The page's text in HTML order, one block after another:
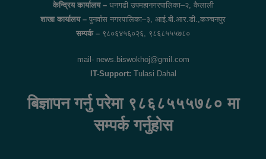
केन्द्रिय कार्यालय –धनगढी उपमहानगरपालिका–२, कैलाली
शाखा कार्यालय – पुनर्वास नगरपालिका–३, आई.बी.आर.डी.,कञ्चनपुर
सम्पर्क – ९८०६४५६०२६, ९८६८५५५७८०
mail- news.biswokhoj@gmil.com
IT-Support: Tulasi Dahal
बिज्ञापन गर्नु परेमा ९८६८५५५७८० मा
सम्पर्क गर्नुहोस